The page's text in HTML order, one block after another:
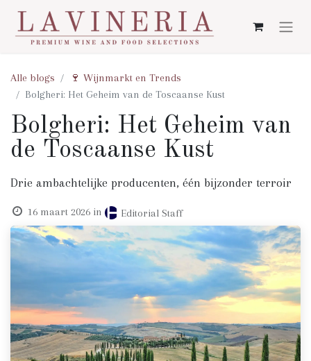
Alle blogs
🍷 Wijnmarkt en Trends
Bolgheri: Het Geheim van de Toscaanse Kust
Bolgheri: Het Geheim van
de Toscaanse Kust
Drie ambachtelijke producenten, één bijzonder terroir
16 maart 2026 in Editorial Staff